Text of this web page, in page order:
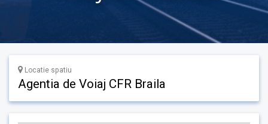
Locatie spatiu
Agentia de Voiaj CFR Braila